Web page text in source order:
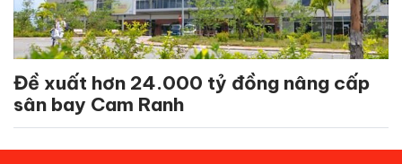
Đề xuất hơn 24.000 tỷ đồng nâng cấp
sân bay Cam Ranh